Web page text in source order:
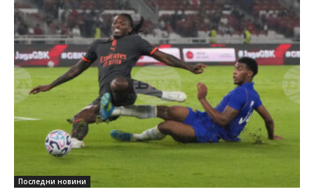
Последни новини